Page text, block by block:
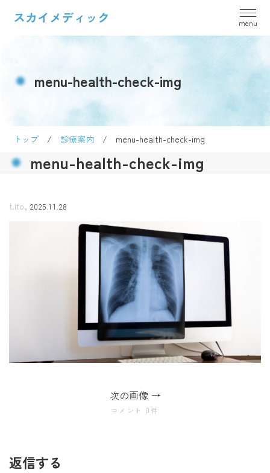
スカイメディック
menu-health-check-img
トップ / 診療案内 / menu-health-check-img
menu-health-check-img
t.ito, 2025.11.28
次の画像
コメント 0件
返信する